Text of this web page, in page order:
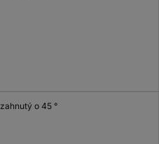
zahnutý o 45 °